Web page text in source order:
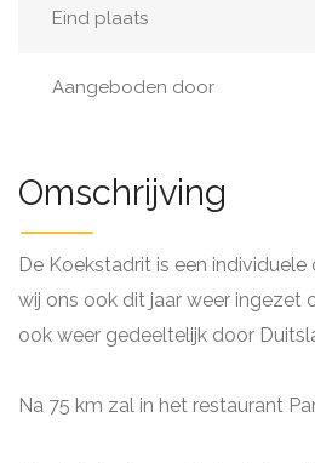
Eind plaats
Aangeboden door
Omschrijving
De Koekstadrit is een
wij ons ook dit jaar weer ingezet
ook weer gedeeltelijk door
Na 75 km zal in het restaurant